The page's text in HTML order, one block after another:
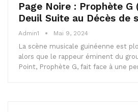
Page Noire : Prophète G
Deuil Suite au Décès de
Admin1 Mai 9, 2024
La scène musicale guinéenne est
alors que le rappeur éminent du
Point, Prophète G, fait face à une